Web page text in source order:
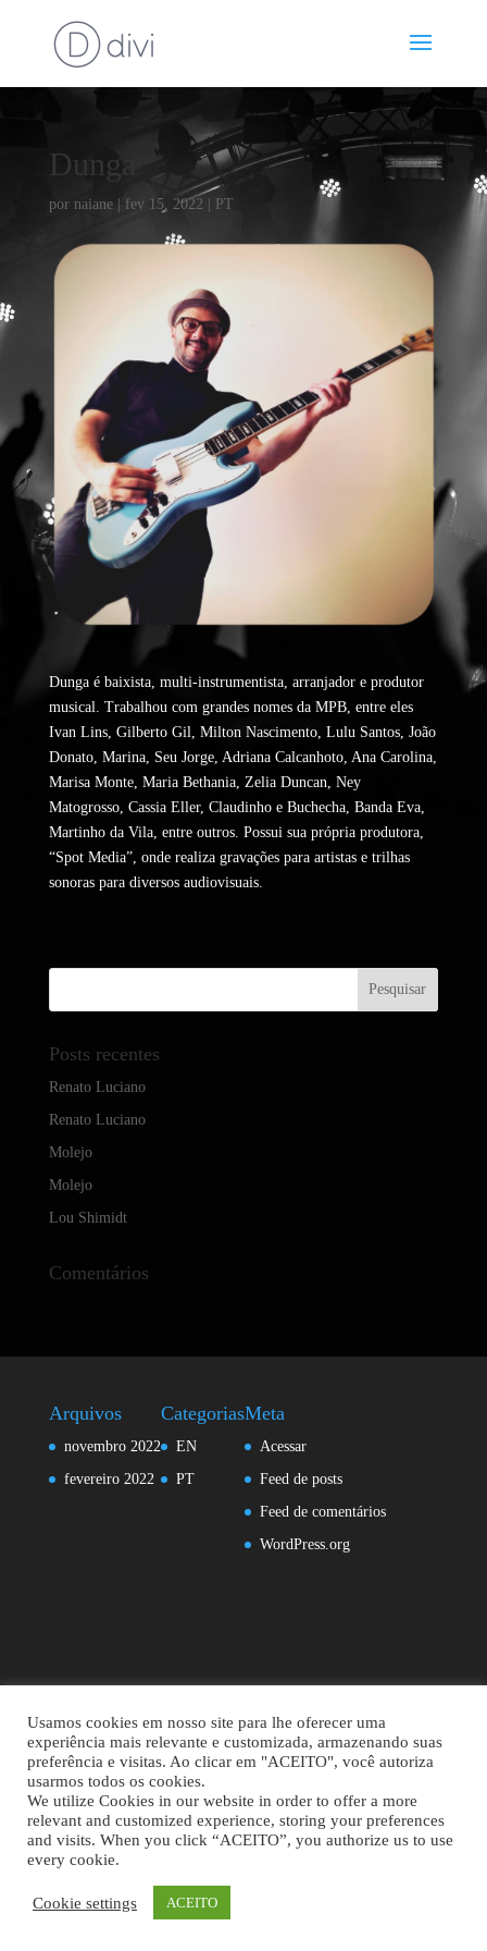
Dunga
por naiane| fev 15, 2022 PT
Dunga é baixista, multi-instrumentista, arranjador e produtor
musical. Trabalhou com grandes nomes da MPB, entre eles
Ivan Lins, Gilberto Gil, Milton Nascimento, Lulu Santos, João
Donato, Marina, Seu Jorge, Adriana Calcanhoto, Ana Carolina,
Marisa Monte, Maria Bethania, Zelia Duncan, Ney
Matogrosso, Cassia Eller, Claudinho e Buchecha, Banda Eva,
Martinho da Vila, entre outros. Possui sua própria produtora,
“Spot Media”, onde realiza gravações para artistas e trilhas
sonoras para diversos audiovisuais.
Posts recentes
Renato Luciano
Renato Luciano
Molejo
Molejo
Lou Shimidt
Comentários
Arquivos
novembro 2022
fevereiro 2022
Categorias
EN
PT
Meta
Acessar
Feed de posts
Feed de comentários
WordPress.org
Projetado por
Usamos cookies em nosso site para lhe oferecer uma
experiência mais relevante e customizada, armazenando suas
preferência e visitas. Ao clicar em "ACEITO", você autoriza
usarmos todos os cookies.
We utilize Cookies in our website in order to offer a more
relevant and customized experience, storing your preferences
and visits. When you click “ACEITO”, you authorize us to use
every cookie.
Cookie settings ACEITO